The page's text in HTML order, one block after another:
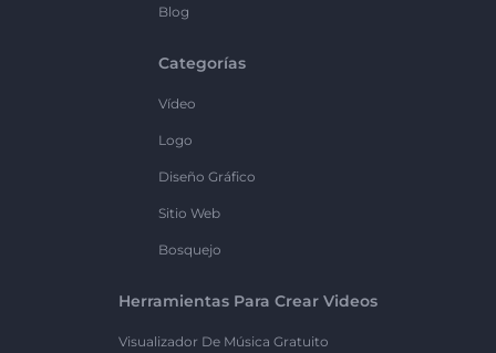
Blog
Categorías
Vídeo
Logo
Diseño Gráfico
Sitio Web
Bosquejo
Herramientas Para Crear Videos
Visualizador De Música Gratuito